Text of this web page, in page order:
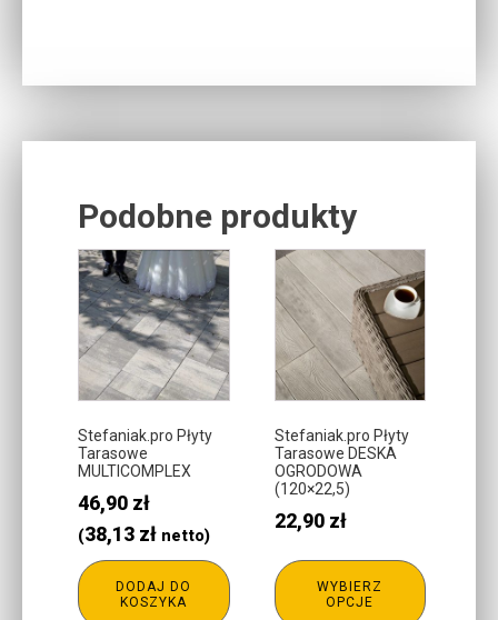
Podobne produkty
Stefaniak.pro Płyty
Tarasowe
MULTICOMPLEX
46,90 zł
(38,13 zł netto)
DODAJ DO
KOSZYKA
Stefaniak.pro Płyty
Tarasowe DESKA
OGRODOWA
(120×22,5)
22,90 zł
WYBIERZ
OPCJE
Ten
produkt
ma
wiele
wariantów.
Opcje
można
wybrać
na
stronie
produktu